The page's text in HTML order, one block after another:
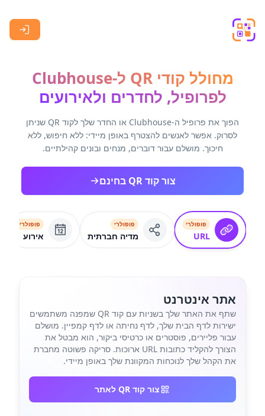
מחולל קודי QR ל-Clubhouse
לפרופיל, לחדרים ולאירועים
הפוך את פרופיל ה-Clubhouse או החדר שלך לקוד QR שניתן
לסרוק. אפשר לאנשים להצטרף באופן מיידי: ללא חיפוש, ללא
חיכוך. מושלם עבור דוברים, מנחים ובונים קהילתיים.
צור קוד QR בחינם
פופולרי
URL
פופולרי
מדיה חברתית
פופולרי
אירוע
אתר אינטרנט
שתף את האתר שלך בשניות עם קוד QR שמפנה משתמשים
ישירות לדף הבית שלך, לדף נחיתה או לדף קמפיין. מושלם
עבור פליירים, פוסטרים או כרטיסי ביקור, הוא מבטל את
הצורך להקליד כתובות URL ארוכות. סריקה פשוטה מחברת
את הקהל שלך לנוכחות המקוונת שלך באופן מיידי.
צור קוד QR לאתר